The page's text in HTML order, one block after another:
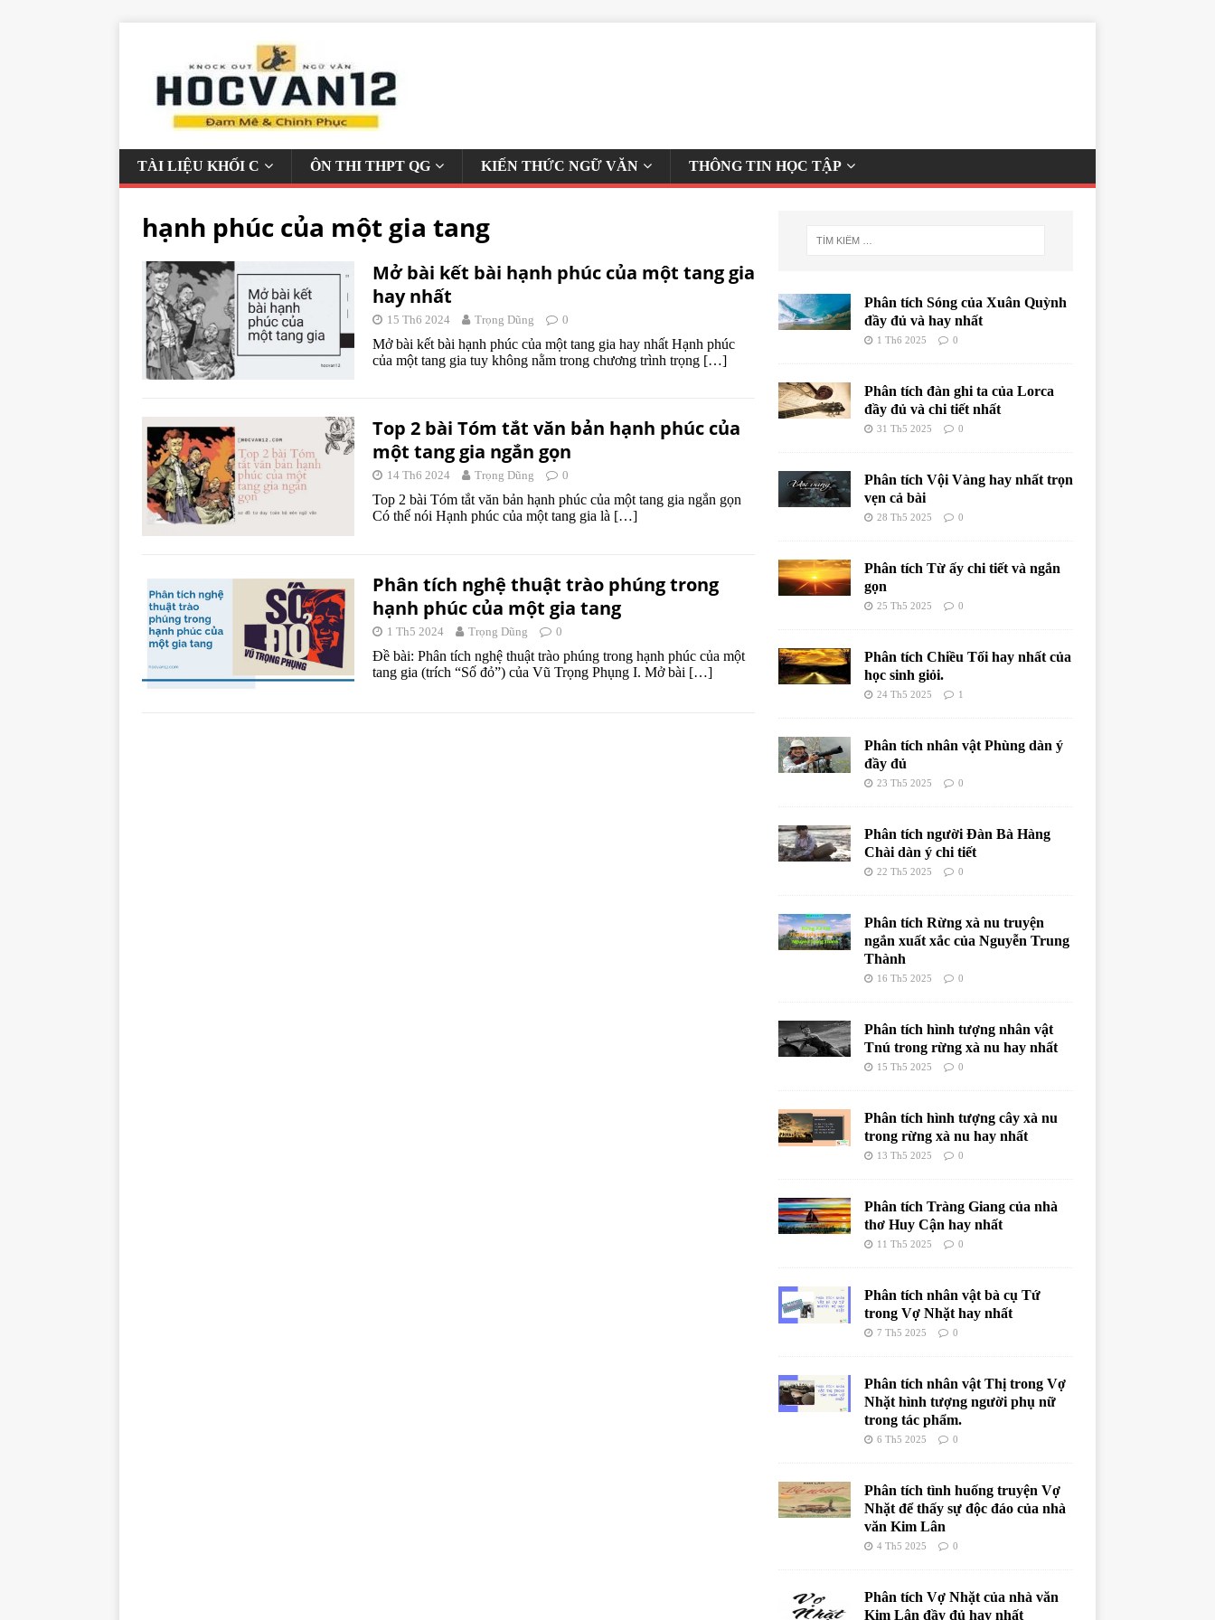
TÀI LIỆU KHỐI C ÔN THI THPT QG KIẾN THỨC NGỮ VĂN THÔNG TIN HỌC TẬP
hạnh phúc của một gia tang
Mở bài kết bài hạnh phúc của một tang gia
hay nhất
15 Th6 2024 Trọng Dũng 0
Mở bài kết bài hạnh phúc của một tang gia hay nhất Hạnh phúc
của một tang gia tuy không nằm trong chương trình trọng […]
Top 2 bài Tóm tắt văn bản hạnh phúc của
một tang gia ngắn gọn
14 Th6 2024 Trọng Dũng 0
Top 2 bài Tóm tắt văn bản hạnh phúc của một tang gia ngắn gọn
Có thể nói Hạnh phúc của một tang gia là […]
Phân tích nghệ thuật trào phúng trong
hạnh phúc của một gia tang
1 Th5 2024 Trọng Dũng 0
Đề bài: Phân tích nghệ thuật trào phúng trong hạnh phúc của một
tang gia (trích “Số đỏ”) của Vũ Trọng Phụng I. Mở bài […]
Phân tích Sóng của Xuân Quỳnh
đầy đủ và hay nhất
1 Th6 2025 0
Phân tích đàn ghi ta của Lorca
đầy đủ và chi tiết nhất
31 Th5 2025 0
Phân tích Vội Vàng hay nhất trọn
vẹn cả bài
28 Th5 2025 0
Phân tích Từ ấy chi tiết và ngắn
gọn
25 Th5 2025 0
Phân tích Chiều Tối hay nhất của
học sinh giỏi.
24 Th5 2025 1
Phân tích nhân vật Phùng dàn ý
đầy đủ
23 Th5 2025 0
Phân tích người Đàn Bà Hàng
Chài dàn ý chi tiết
22 Th5 2025 0
Phân tích Rừng xà nu truyện
ngắn xuất xắc của Nguyễn Trung
Thành
16 Th5 2025 0
Phân tích hình tượng nhân vật
Tnú trong rừng xà nu hay nhất
15 Th5 2025 0
Phân tích hình tượng cây xà nu
trong rừng xà nu hay nhất
13 Th5 2025 0
Phân tích Tràng Giang của nhà
thơ Huy Cận hay nhất
11 Th5 2025 0
Phân tích nhân vật bà cụ Tứ
trong Vợ Nhặt hay nhất
7 Th5 2025 0
Phân tích nhân vật Thị trong Vợ
Nhặt hình tượng người phụ nữ
trong tác phẩm.
6 Th5 2025 0
Phân tích tình huống truyện Vợ
Nhặt để thấy sự độc đáo của nhà
văn Kim Lân
4 Th5 2025 0
Phân tích Vợ Nhặt của nhà văn
Kim Lân đầy đủ hay nhất